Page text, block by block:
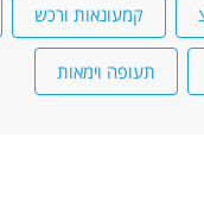
קמעונאות ורכש
תעופה וימאות